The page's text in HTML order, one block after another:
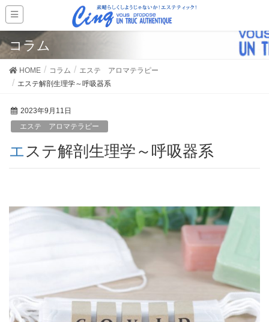
コラム
HOME コラム
エステ アロマテラピー
エステ解剖生理学～呼吸器系
2023年9月11日
エステ アロマテラピー
エステ解剖生理学～呼吸器系